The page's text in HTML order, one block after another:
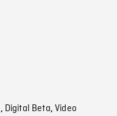
, Digital Beta,Video